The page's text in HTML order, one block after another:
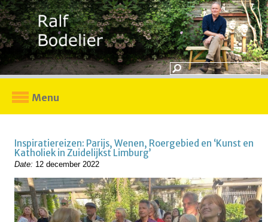
Menu
Inspiratiereizen: Parijs, Wenen, Roergebied en ‘Kunst en
Katholiek in Zuidelijkst Limburg’
Date: 12 december 2022